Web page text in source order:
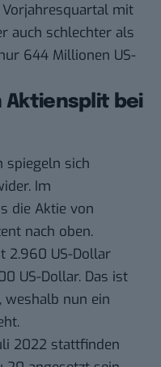
mit
auch schlechter als
644 Millionen US-
Aktiensplit bei
spiegeln sich
Im
die Aktie von
nach oben.
2.960 US-Dollar
US-Dollar. Das ist
weshalb nun ein
2022 stattfinden